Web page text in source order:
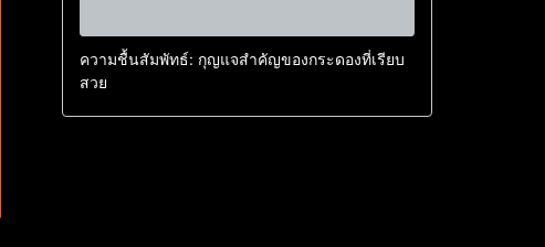
ความชื้นสัมพัทธ์: กุญแจสำคัญของกระดองที่เรียบ
สวย